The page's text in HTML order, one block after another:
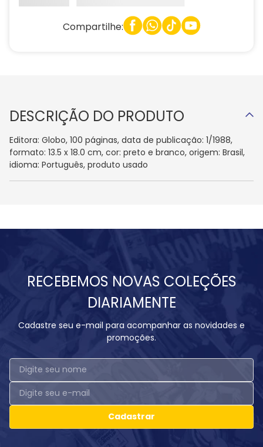
Compartilhe:
DESCRIÇÃO DO PRODUTO
Editora: Globo, 100 páginas, data de publicação: 1/1988,
formato: 13.5 x 18.0 cm, cor: preto e branco, origem: Brasil,
idioma: Português, produto usado
RECEBEMOS NOVAS COLEÇÕES
DIARIAMENTE
Cadastre seu e-mail para acompanhar as novidades e
promoções.
Cadastrar